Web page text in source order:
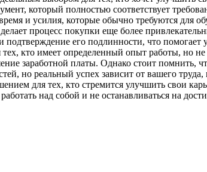
который полностью соответствует
и усилия, которые обычно требуются для
процесс покупки еще более
его подлинности, что помогает
кто имеет определенный опыт работы, но не
заработной платы. Однако стоит
но реальный успех зависит от вашего
для тех, кто стремится улучшить свои
над собой и не останавливаться на